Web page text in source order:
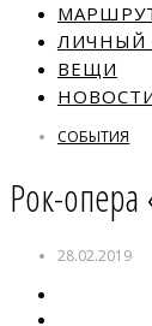
ЛИЧНЫЙ
ВЕЩИ
СОБЫТИЯ
Рок-опера
28.02.2019